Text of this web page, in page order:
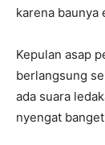
karena baunya
Kepulan asap
berlangsung
ada suara
nyengat